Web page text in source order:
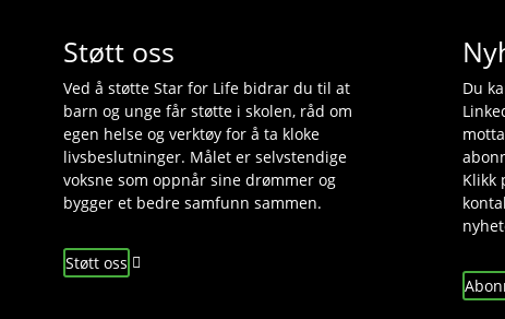
Støtt oss
Ved å støtte Star for Life bidrar du til at
barn og unge får støtte i skolen, råd om
egen helse og verktøy for å ta kloke
livsbeslutninger. Målet er selvstendige
voksne som oppnår sine drømmer og
bygger et bedre samfunn sammen.
Støtt oss
Du
Klikk